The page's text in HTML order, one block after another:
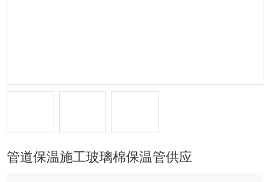
管道保温施工玻璃棉保温管供应